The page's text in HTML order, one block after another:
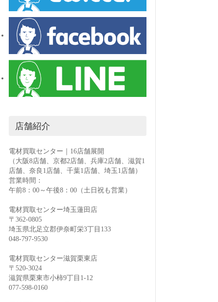
店舗紹介
電材買取センター｜16店舗展開
（大阪8店舗、京都2店舗、兵庫2店舗、滋賀1
店舗、奈良1店舗、千葉1店舗、埼玉1店舗）
営業時間：
午前8：00～午後8：00（土日祝も営業）
電材買取センター埼玉蓮田店
〒362-0805
埼玉県北足立郡伊奈町栄3丁目133
048-797-9530
電材買取センター滋賀栗東店
〒520-3024
滋賀県栗東市小柿9丁目1-12
077-598-0160